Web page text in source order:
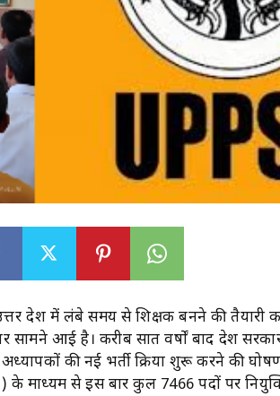
प्रदेश में लंबे समय से शिक्षक बनने की तैयारी
आई है। करीब सात वर्षों बाद प्रदेश
की नई भर्ती प्रक्रिया शुरू करने की
के माध्यम से इस बार कुल 7466 पदों पर